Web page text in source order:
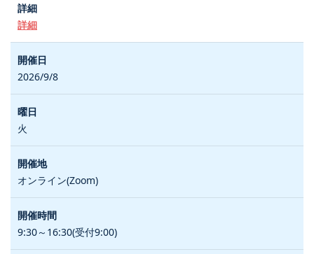
詳細
2026/9/8
火
オンライン(Zoom)
9:30～16:30(受付9:00)